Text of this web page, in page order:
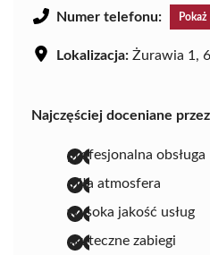
Numer telefonu:
Lokalizacja: Żurawia 1,
Najczęściej doceniane
profesjonalna obsługa
miła atmosfera
wysoka jakość usług
skuteczne zabiegi